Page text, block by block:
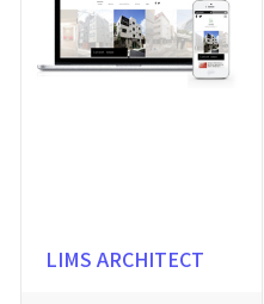
LIMS ARCHITECT